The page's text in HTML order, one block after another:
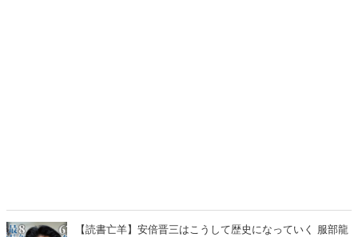
【読書亡羊】安倍晋三はこうして歴史になっていく 服部龍